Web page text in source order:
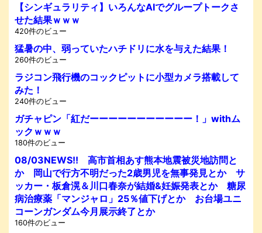
【シンギュラリティ】いろんなAIでグループトークさ
せた結果ｗｗｗ
420件のビュー
猛暑の中、弱っていたハチドリに水を与えた結果！
260件のビュー
ラジコン飛行機のコックピットに小型カメラ搭載して
みた！
240件のビュー
ガチャピン「紅だーーーーーーーーーーー！」withム
ックｗｗｗ
180件のビュー
08/03NEWS!! 高市首相あす熊本地震被災地訪問と
か 岡山で行方不明だった2歳男児を無事発見とか サ
ッカー・板倉滉＆川口春奈が結婚&妊娠発表とか 糖尿
病治療薬「マンジャロ」25％値下げとか お台場ユニ
コーンガンダム今月展示終了とか
160件のビュー